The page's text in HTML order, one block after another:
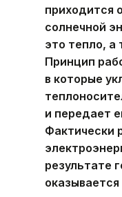
приходится
солнечной
это тепло, а
Принцип
в которые
и передает
Фактически
результате